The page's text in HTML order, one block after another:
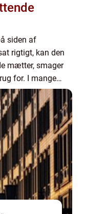
siden af
rigtigt, kan den
mætter, smager
for. I mange